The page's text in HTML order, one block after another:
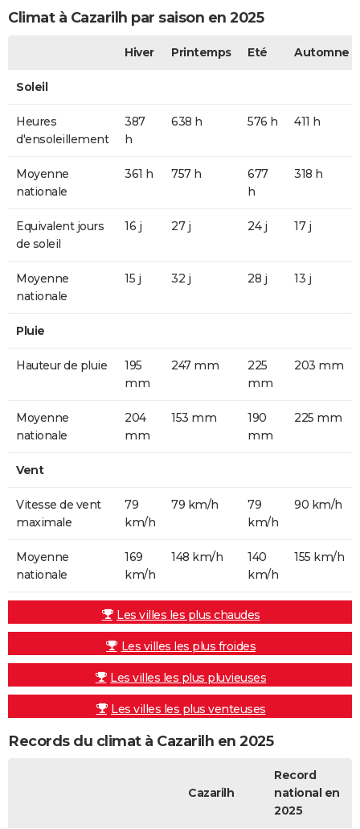
Climat à Cazarilh par saison en 2025
Hiver Printemps Eté Automne
Soleil
Heures
d'ensoleillement
387
h
638 h 576 h 411 h
Moyenne
nationale
361 h 757 h
677
h
318 h
Equivalent jours
de soleil
16 j 27 j 24 j 17 j
Moyenne
nationale
15 j 32 j 28 j 13 j
Pluie
Hauteur de pluie
195
mm
247 mm
225
mm
203 mm
Moyenne
nationale
204
mm
153 mm
190
mm
225 mm
Vent
Vitesse de vent
maximale
79
km/h
79 km/h
79
km/h
90 km/h
Moyenne
nationale
169
km/h
148 km/h
140
km/h
155 km/h
Les villes les plus chaudes
Les villes les plus froides
Les villes les plus pluvieuses
Les villes les plus venteuses
Records du climat à Cazarilh en 2025
Cazarilh
Record
national en
2025